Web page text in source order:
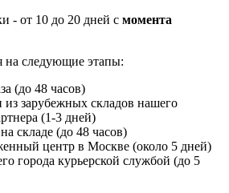
- от 10 до 20 дней с момента
на следующие этапы:
(до 48 часов)
из зарубежных складов нашего
(1-3 дней)
складе (до 48 часов)
центр в Москве (около 5 дней)
города курьерской службой (до 5